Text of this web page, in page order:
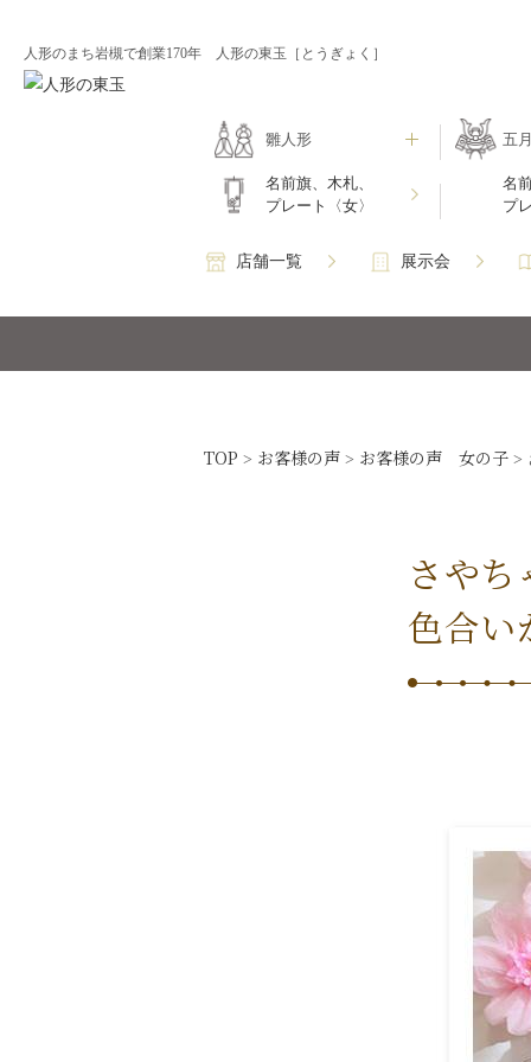
人形のまち岩槻で創業170年 人形の東玉［とうぎょく］
雛人形 五
名前旗、木札、
プレート〈女〉
名
プ
店舗一覧 展示会
TOP > お客様の声 > お客様の声 女の子 >
さや
色合い